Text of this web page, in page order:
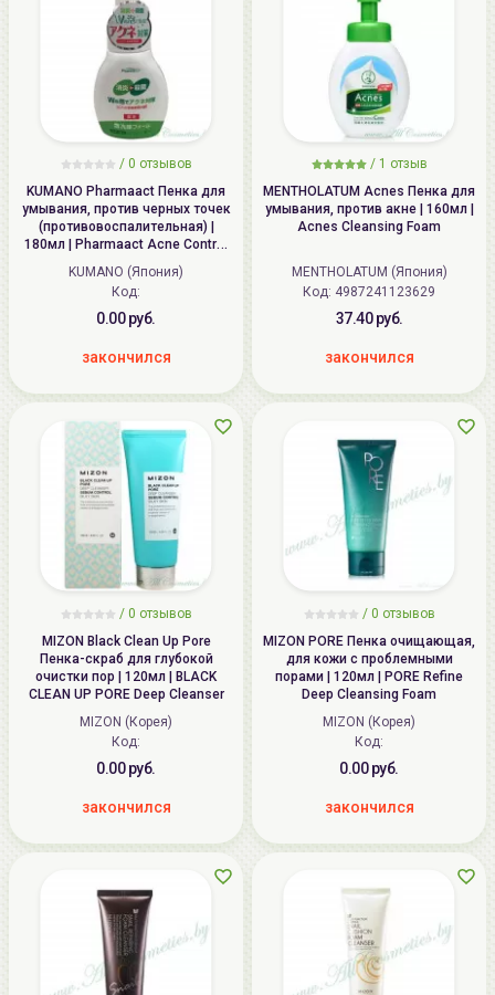
/ 0 отзывов
KUMANO Pharmaact Пенка для
умывания, против черных точек
(противовоспалительная) |
180мл | Pharmaact Acne Control
Medicated Face Foam
KUMANO (Япония)
Код:
0.00 руб.
закончился
/ 1 отзыв
MENTHOLATUM Acnes Пенка для
умывания, против акне | 160мл |
Acnes Cleansing Foam
MENTHOLATUM (Япония)
Код: 4987241123629
37.40 руб.
закончился
/ 0 отзывов
MIZON Black Clean Up Pore
Пенка-скраб для глубокой
очистки пор | 120мл | BLACK
CLEAN UP PORE Deep Cleanser
MIZON (Корея)
Код:
0.00 руб.
закончился
/ 0 отзывов
MIZON PORE Пенка очищающая,
для кожи с проблемными
порами | 120мл | PORE Refine
Deep Cleansing Foam
MIZON (Корея)
Код:
0.00 руб.
закончился